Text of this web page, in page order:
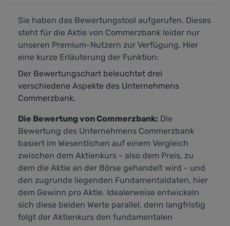
Sie haben das Bewertungstool aufgerufen. Dieses
steht für die Aktie von Commerzbank leider nur
unseren Premium-Nutzern zur Verfügung. Hier
eine kurze Erläuterung der Funktion:
Der Bewertungschart beleuchtet drei
verschiedene Aspekte des Unternehmens
Commerzbank.
Die Bewertung von Commerzbank: Die
Bewertung des Unternehmens Commerzbank
basiert im Wesentlichen auf einem Vergleich
zwischen dem Aktienkurs - also dem Preis, zu
dem die Aktie an der Börse gehandelt wird - und
den zugrunde liegenden Fundamentaldaten, hier
dem Gewinn pro Aktie. Idealerweise entwickeln
sich diese beiden Werte parallel, denn langfristig
folgt der Aktienkurs den fundamentalen